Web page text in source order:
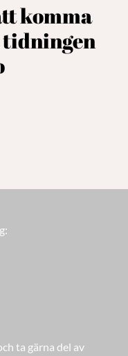
komma
ta gärna del av